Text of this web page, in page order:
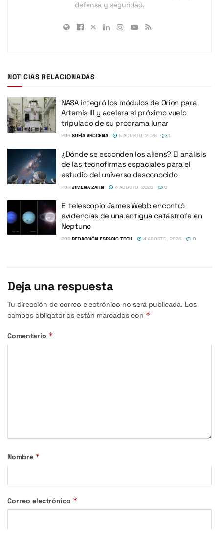
defensa y seguridad.
NOTICIAS RELACIONADAS
NASA integró los módulos de Orion para
Artemis III y acelera el próximo vuelo
tripulado de su programa lunar
POR SOFÍA AROCENA 5 AGOSTO, 2026 1
¿Dónde se esconden los aliens? El análisis
de las tecnofirmas espaciales para el
estudio del universo desconocido
POR JIMENA ZAHN 4 AGOSTO, 2026 0
El telescopio James Webb encontró
evidencias de una antigua catástrofe en
Neptuno
POR REDACCIÓN ESPACIO TECH 4 AGOSTO, 2026 0
Deja una respuesta
Tu dirección de correo electrónico no será publicada. Los
campos obligatorios están marcados con *
Comentario *
Nombre *
Correo electrónico *